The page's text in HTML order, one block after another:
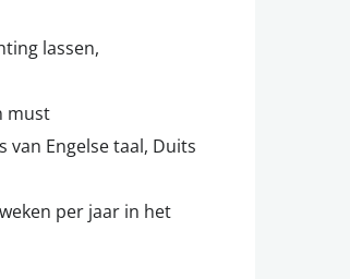
lassen,
must
van Engelse taal, Duits
per jaar in het